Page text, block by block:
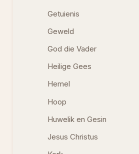
Getuienis
Geweld
God die Vader
Heilige Gees
Hemel
Hoop
Huwelik en Gesin
Jesus Christus